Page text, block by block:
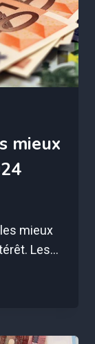
mieux
mieux
Les…